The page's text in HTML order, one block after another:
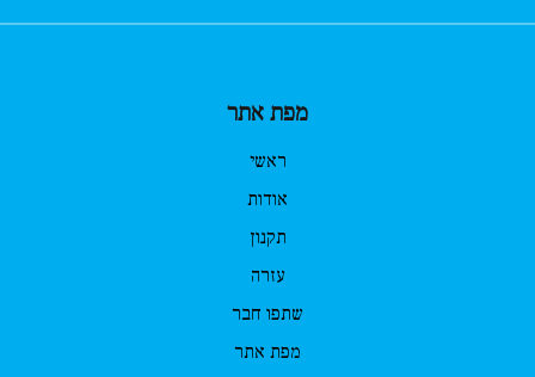
מפת אתר
ראשי
אודות
תקנון
עזרה
שתפו חבר
מפת אתר